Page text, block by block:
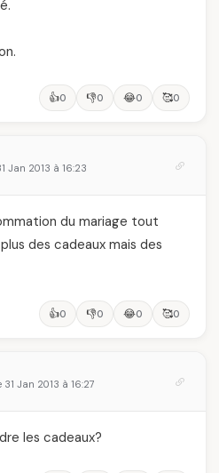
👍0 👎0 😂0 🥰0
Jan 2013 à 16:23
du mariage tout
des cadeaux mais des
👍0 👎0 😂0 🥰0
31 Jan 2013 à 16:27
les cadeaux?